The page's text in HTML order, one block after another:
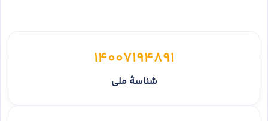
14007194891
شناسهٔ ملی